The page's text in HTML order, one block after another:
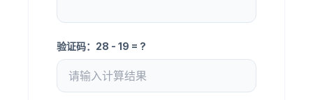
验证码：28 - 19 = ?